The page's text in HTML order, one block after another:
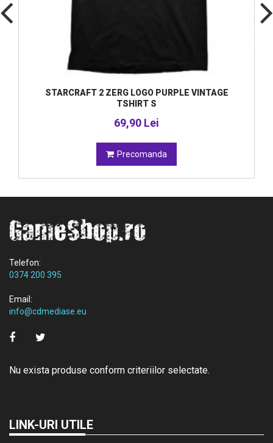
STARCRAFT 2 ZERG LOGO PURPLE VINTAGE
TSHIRT S
69,90 Lei
Precomanda
Telefon:
0374 200 395
Email:
info@cdmediase.eu
Nu exista produse conform criteriilor selectate.
LINK-URI UTILE